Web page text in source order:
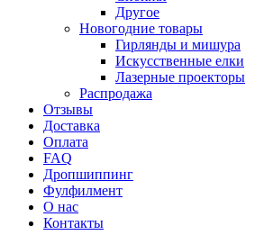
Другое
Новогодние товары
Гирлянды и мишура
Искусственные елки
Лазерные проекторы
Распродажа
Отзывы
Доставка
Оплата
FAQ
Дропшиппинг
Фулфилмент
О нас
Контакты